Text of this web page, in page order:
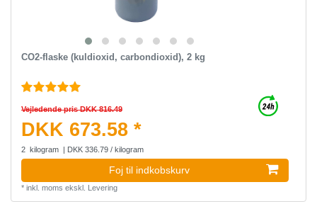
CO2-flaske (kuldioxid, carbondioxid), 2 kg
Vejledende pris DKK 816.49
DKK 673.58 *
2 kilogram | DKK 336.79 / kilogram
Foj til indkobskurv
* inkl. moms ekskl. Levering